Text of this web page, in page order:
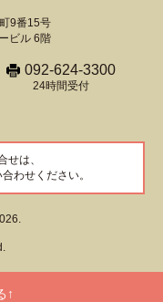
9番15号
ビル 6階
092-624-3300
24時間受付
せは、
わせください。
↑